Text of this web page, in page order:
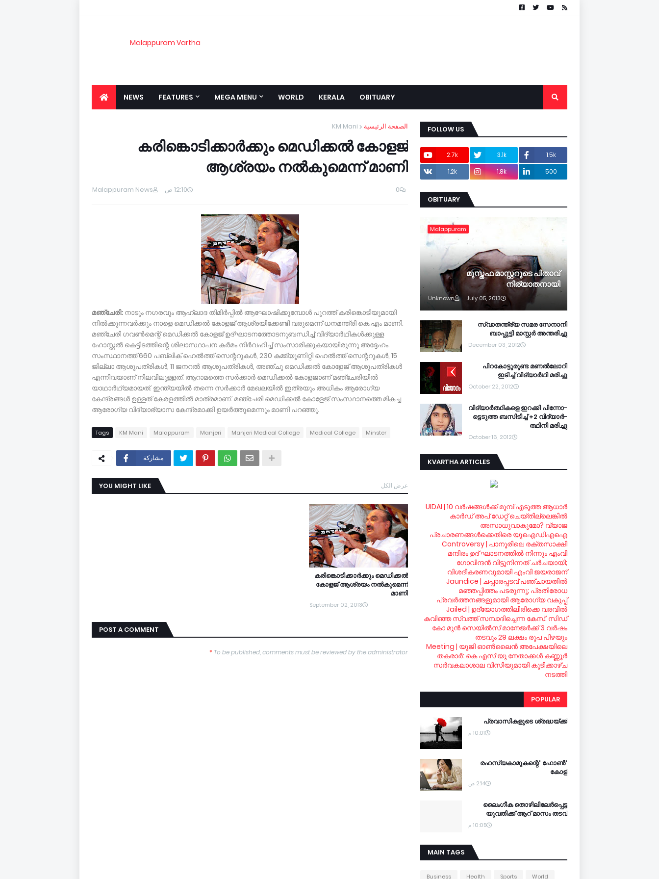
Malappuram Vartha
NEWS FEATURES MEGA MENU WORLD KERALA OBITUARY
الصفحة الرئيسية KM Mani
കരിങ്കൊടിക്കാര്‍ക്കും മെഡിക്കല്‍ കോളജ്
ആശ്രയം നല്‍കുമെന്ന് മാണി
Malappuram News 12:10 ص 0
മഞ്ചേരി: നാടും നഗരവും ആഹ്ലാദ തിമിര്‍പ്പില്‍ ആഘോഷിക്കുമ്പോള്‍ പുറത്ത് കരിങ്കൊടിയുമായി
നില്‍ക്കുന്നവര്‍ക്കും നാളെ മെഡിക്കല്‍ കോളജ് ആശ്രയിക്കേണ്ടി വരുമെന്ന് ധനമന്ത്രി കെ.എം മാണി.
മഞ്ചേരി ഗവണ്‍മെന്റ് മെഡിക്കല്‍ കോളജ് ഉദ്ഘാടനത്തോടനുബന്ധിച്ച് വിദ്യാര്‍ഥികള്‍ക്കുള്ള
ഹോസ്റ്റല്‍ കെട്ടിടത്തിന്റെ ശിലാസ്ഥാപന കര്‍മം നിര്‍വഹിച്ച് സംസാരിക്കുകയായിരുന്നു അദ്ദേഹം.
സംസ്ഥാനത്ത് 660 പബ്ലിക് ഹെല്‍ത്ത് സെന്ററുകള്‍, 230 കമ്മ്യൂണിറ്റി ഹെല്‍ത്ത് സെന്ററുകള്‍, 15
ജില്ലാ ആശുപത്രികള്‍, 11 ജനറല്‍ ആശുപത്രികള്‍, അഞ്ചു മെഡിക്കല്‍ കോളേജ് ആശുപത്രികള്‍
എന്നിവയാണ് നിലവിലുള്ളത്. ആറാമത്തെ സര്‍ക്കാര്‍ മെഡിക്കല്‍ കോളജാണ് മഞ്ചേരിയില്‍
യാഥാര്‍ഥ്യമായത്. ഇന്ത്യയില്‍ തന്നെ സര്‍ക്കാര്‍ മേഖലയില്‍ ഇത്രയും അധികം ആരോഗ്യ
കേന്ദ്രങ്ങള്‍ ഉള്ളത് കേരളത്തില്‍ മാത്രമാണ്. മഞ്ചേരി മെഡിക്കല്‍ കോളേജ് സംസ്ഥാനത്തെ മികച്ച
ആരോഗ്യ വിദ്യാഭ്യാസ കേന്ദ്രമാക്കി ഉയര്‍ത്തുമെന്നും മാണി പറഞ്ഞു.
Tags KM Mani Malappuram Manjeri Manjeri Medical College Medical College Minster
مشاركة
YOU MIGHT LIKE عرض الكل
കരിങ്കൊടിക്കാര്‍ക്കും മെഡിക്കല്‍
കോളജ് ആശ്രയം നല്‍കുമെന്ന്
മാണി
September 02, 2013
POST A COMMENT
To be published, comments must be reviewed by the administrator
*
FOLLOW US
1.5k
3.1k
2.7k
500
1.8k
1.2k
OBITUARY
Malappuram
മുസ്തഫ മാസ്റ്ററുടെ പിതാവ്
നിര്യാതനായി
Unknown July 05, 2013
സ്വാതന്ത്ര്യ സമര സേനാനി
ബാപ്പുട്ടി മാസ്റ്റര്‍ അന്തരിച്ചു
December 03, 2012
പിറകോട്ടുരുണ്ട മണല്‍ലോറി
ഇടിച്ച് വിദ്യാര്‍ഥി മരിച്ചു
October 22, 2012
വി­ദ്യാര്‍­ത്ഥിക­ളെ ഇറ­ക്കി പി­ന്നോ­
ട്ടെ­ടുത്ത ബ­സി­ടി­ച്ച് +2 വി­ദ്യാര്‍­
ത്ഥിനി മ­രി­ച്ചു
October 16, 2012
KVARTHA ARTICLES
UIDAI | 10 വര്‍ഷങ്ങള്‍ക്ക് മുമ്പ് എടുത്ത ആധാര്‍
കാര്‍ഡ് അപ് ഡേറ്റ് ചെയ്തില്ലെങ്കില്‍
അസാധുവാകുമോ? വ്യാജ
പ്രചാരണങ്ങള്‍ക്കെതിരെ യുഐഡിഎഐ
Controversy | പാനൂരിലെ രക്തസാക്ഷി
മന്ദിരം ഉദ് ഘാടനത്തില്‍ നിന്നും എംവി
ഗോവിന്ദന്‍ വിട്ടുനിന്നത് ചര്‍ചയായി;
വിശദീകരണവുമായി എംവി ജയരാജന്‍
Jaundice | ചപ്പാരപ്പടവ് പഞ്ചായതില്‍
മഞ്ഞപ്പിത്തം പടരുന്നു; പ്രതിരോധ
പ്രവര്‍ത്തനങ്ങളുമായി ആരോഗ്യ വകുപ്പ്
Jailed | ഉദ്യോഗത്തിലിരിക്കെ വരവില്‍
കവിഞ്ഞ സ്വത്ത് സമ്പാദിച്ചെന്ന കേസ്: സിഡ്
കോ മുന്‍ സെയില്‍സ് മാനേജര്‍ക്ക് 3 വര്‍ഷം
തടവും 29 ലക്ഷം രൂപ പിഴയും
Meeting | യുജി ഓണ്‍ലൈന്‍ അപേക്ഷയിലെ
തകരാര്‍: കെ എസ് യു നേതാക്കള്‍ കണ്ണൂര്‍
സര്‍വകലാശാല വിസിയുമായി കൂടിക്കാഴ്ച
നടത്തി
POPULAR
പ്രവാസികളുടെ ശ്രദ്ധയ്ക്ക്
10:01 م
'രഹസ്യകാമുകന്റെ' ഫോണ്‍
കോള്‍
2:14 ص
ലൈംഗീക തൊഴിലിലേര്‍പ്പെട്ട
യുവതിക്ക് ആറ് മാസം തടവ്
10:05 م
MAIN TAGS
Business Health Sports World